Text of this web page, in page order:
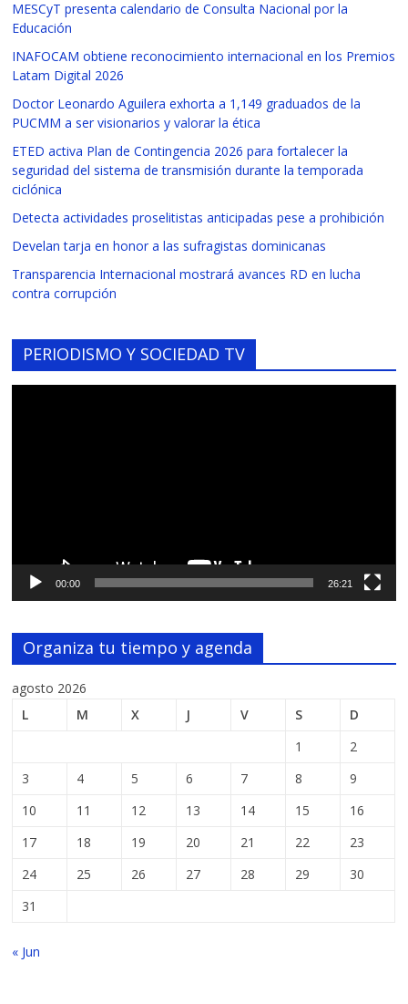
MESCyT presenta calendario de Consulta Nacional por la
Educación
INAFOCAM obtiene reconocimiento internacional en los Premios
Latam Digital 2026
Doctor Leonardo Aguilera exhorta a 1,149 graduados de la
PUCMM a ser visionarios y valorar la ética
ETED activa Plan de Contingencia 2026 para fortalecer la
seguridad del sistema de transmisión durante la temporada
ciclónica
Detecta actividades proselitistas anticipadas pese a prohibición
Develan tarja en honor a las sufragistas dominicanas
Transparencia Internacional mostrará avances RD en lucha
contra corrupción
PERIODISMO Y SOCIEDAD TV
00:00 26:21
Organiza tu tiempo y agenda
agosto 2026
L
M X J V S
D
1
2
3
4 5 6 7 8
9
10
11 12 13 14 15
16
17
18 19 20 21 22
23
24
25 26 27 28 29
30
31
« Jun